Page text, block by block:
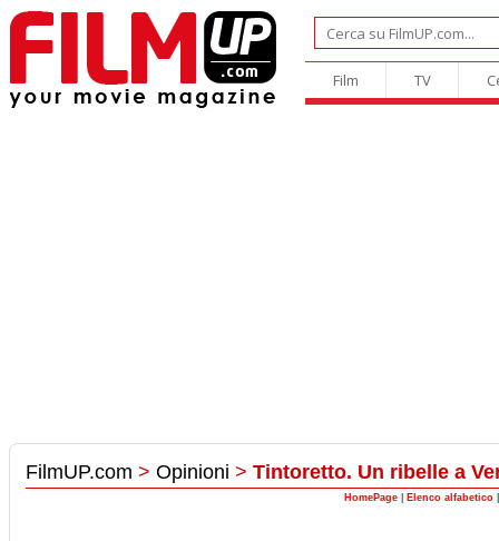
Film TV
FilmUP.com > Opinioni > Tintoretto. Un ribelle a
HomePage Elenco alfabetico